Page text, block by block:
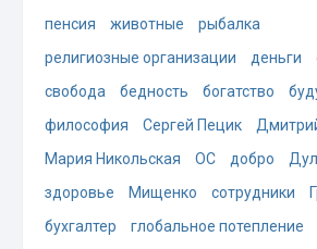
пенсия
животные
рыбалка
религиозные организации
деньги
свобода
бедность богатство
философия
Сергей Пецик
Мария Никольская
ОС добро
здоровье
Мищенко сотрудники
бухгалтер
глобальное потепление